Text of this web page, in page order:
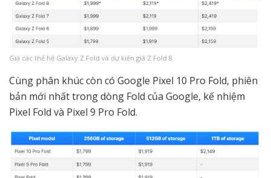
Giá các thế hệ Galaxy Z Fold và dự kiến giá Z Fold 8.
Cùng phân khúc còn có Google Pixel 10 Pro Fold, phiên
bản mới nhất trong dòng Fold của Google, kế nhiệm
Pixel Fold và Pixel 9 Pro Fold.